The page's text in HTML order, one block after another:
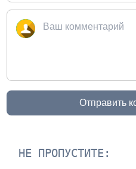
Отправить
НЕ ПРОПУСТИТЕ: